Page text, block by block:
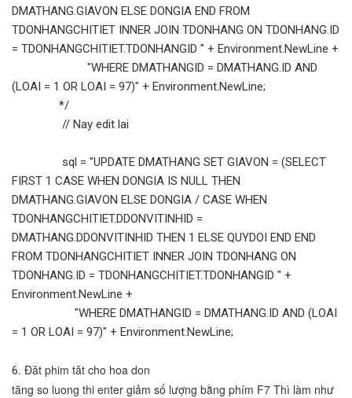
DMATHANG.GIAVON ELSE DONGIA END FROM
TDONHANGCHITIET INNER JOIN TDONHANG ON TDONHANG.ID
= TDONHANGCHITIET.TDONHANGID " + Environment.NewLine +
"WHERE DMATHANGID = DMATHANG.ID AND
(LOAI = 1 OR LOAI = 97)" + Environment.NewLine;
*/
// Nay edit lai
sql = "UPDATE DMATHANG SET GIAVON = (SELECT
FIRST 1 CASE WHEN DONGIA IS NULL THEN
DMATHANG.GIAVON ELSE DONGIA / CASE WHEN
TDONHANGCHITIET.DDONVITINHID =
DMATHANG.DDONVITINHID THEN 1 ELSE QUYDOI END END
FROM TDONHANGCHITIET INNER JOIN TDONHANG ON
TDONHANG.ID = TDONHANGCHITIET.TDONHANGID " +
Environment.NewLine +
"WHERE DMATHANGID = DMATHANG.ID AND (LOAI
= 1 OR LOAI = 97)" + Environment.NewLine;
6. Đăt phim tăt cho hoa don
tăng so luong thi enter giảm số lượng bằng phím F7 Thì làm như